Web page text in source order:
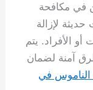
في مكافحة
لإزالة
أو الأفراد. يتم
آمنة لضمان
الناموس في